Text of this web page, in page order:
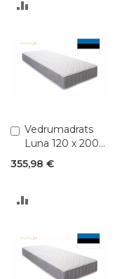
Vedrumadrats
Luna 120 x 200
(Pocket 1,8)
355,98 €
Lisa
ostukorvi